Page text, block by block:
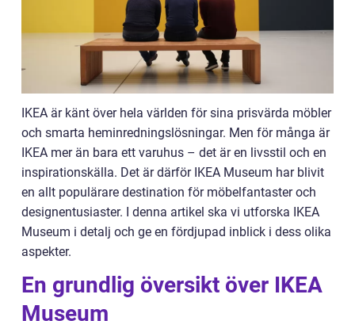
IKEA är känt över hela världen för sina prisvärda möbler
och smarta heminredningslösningar. Men för många är
IKEA mer än bara ett varuhus – det är en livsstil och en
inspirationskälla. Det är därför IKEA Museum har blivit
en allt populärare destination för möbelfantaster och
designentusiaster. I denna artikel ska vi utforska IKEA
Museum i detalj och ge en fördjupad inblick i dess olika
aspekter.
En grundlig översikt över IKEA
Museum